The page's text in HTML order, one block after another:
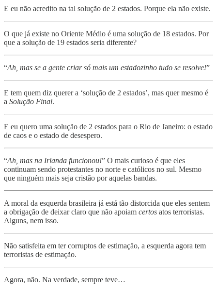
E eu não acredito na tal solução de 2 estados. Porque ela não existe.
O que já existe no Oriente Médio é uma solução de 18 estados. Por
que a solução de 19 estados seria diferente?
“Ah, mas se a gente criar só mais um estadozinho tudo se resolve!”
E tem quem diz querer a ‘solução de 2 estados’, mas quer mesmo é
a Solução Final.
E eu quero uma solução de 2 estados para o Rio de Janeiro: o estado
de caos e o estado de desespero.
“Ah, mas na Irlanda funcionou!” O mais curioso é que eles
continuam sendo protestantes no norte e católicos no sul. Mesmo
que ninguém mais seja cristão por aquelas bandas.
A moral da esquerda brasileira já está tão distorcida que eles sentem
a obrigação de deixar claro que não apoiam certos atos terroristas.
Alguns, nem isso.
Não satisfeita em ter corruptos de estimação, a esquerda agora tem
terroristas de estimação.
Agora, não. Na verdade, sempre teve…